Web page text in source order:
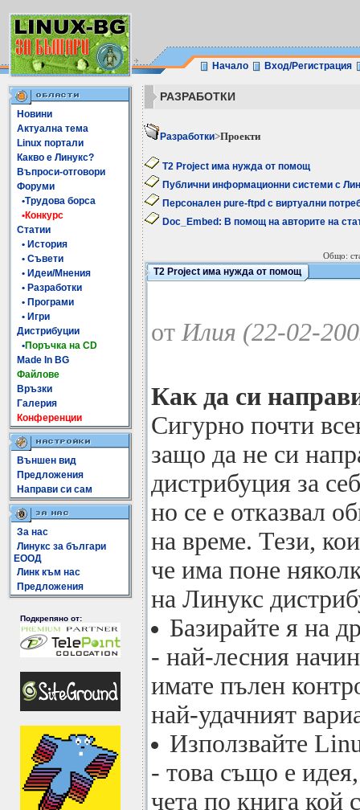
Начало Вход/Регистрация
Новини
Актуална тема
Linux портали
Какво е Линукс?
Въпроси-отговори
Форуми
•Трудова борса
•Конкурс
Статии
• История
• Съвети
• Идеи/Мнения
• Разработки
• Програми
• Игри
Дистрибуции
•Поръчка на CD
Made In BG
Файлове
Връзки
Галерия
Конференции
Външен вид
Предложения
Направи си сам
За нас
Линукс за българи
ЕООД
Линк към нас
Предложения
Подкрепяно от:
РАЗРАБОТКИ
Разработки>Проекти
T2 Project има нужда от помощ
Публични информационни системи с
Персонален pure-ftpd с виртуални
Doc_Embed: В помощ на авторите на
Общо:
T2 Project има нужда от помощ
отИлия (22-02-
Как да си
Сигурно почти
защо да не си
дистрибуция за
но се е отказвал
на време. Тези,
че има поне
на Линукс
Базирайте я на
- най-лесния
имате пълен
най-удачният
Използвайте
- това също е
чета по книга кой